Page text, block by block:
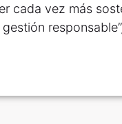
cada vez más